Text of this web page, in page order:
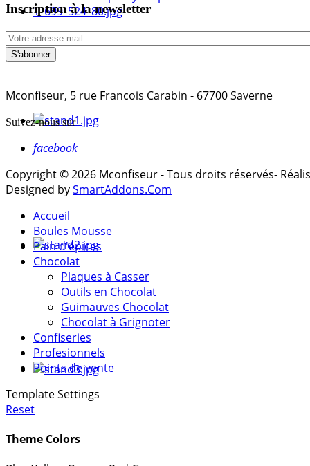
Inscription à la newsletter
Mconfiseur, 5 rue Francois Carabin - 67700 Saverne
Suivez-nous sur
facebook
Copyright © 2026 Mconfiseur - Tous droits réservés-
Designed bySmartAddons.Com
Accueil
Boules Mousse
Pain d'épices
Chocolat
Plaques à Casser
Outils en Chocolat
Guimauves Chocolat
Chocolat à Grignoter
Confiseries
Profesionnels
Points de vente
Template Settings
Reset
Theme Colors